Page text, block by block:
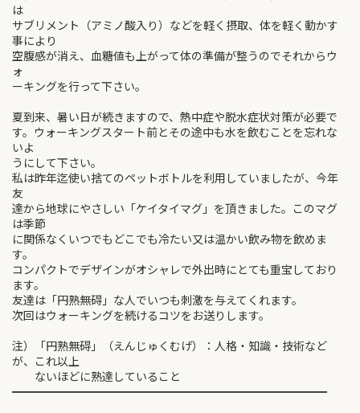
は
サブリメント（アミノ酸入り）などを軽く摂取、体を軽く動かす
事により
空腹感が消え、血糖値も上がって体の準備が整うのでそれからウ
ォ
ーキングを行って下さい。
夏到来、暑い日が続きますので、熱中症や脱水症状対策が必要で
す。ウォーキングスタート前とその途中も水を飲むことを忘れな
いよ
うにして下さい。
私は昨年迄使い捨てのペットボトルを利用していましたが、今年
友
達から地球にやさしい「ケイタイマグ」を頂きました。このマグ
は季節
に関係なくいつでもどこでも冷たい又は温かい飲み物を飲めま
す。
コンパクトでデザインがオシャレで外出時にとても重宝しており
ます。
友達は「円熟無碍」な人でいつも刺激を与えてくれます。
次回はウォーキングを続けるコツをお送りします。
注）「円熟無碍」（えんじゅくむげ）：人格・知識・技術など
が、これ以上
ないほどに熟達していること
━━━━━━━━━━━━━━━━━━━━━━━━━━━━